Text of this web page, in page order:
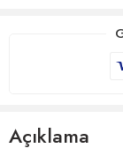
Açıklama